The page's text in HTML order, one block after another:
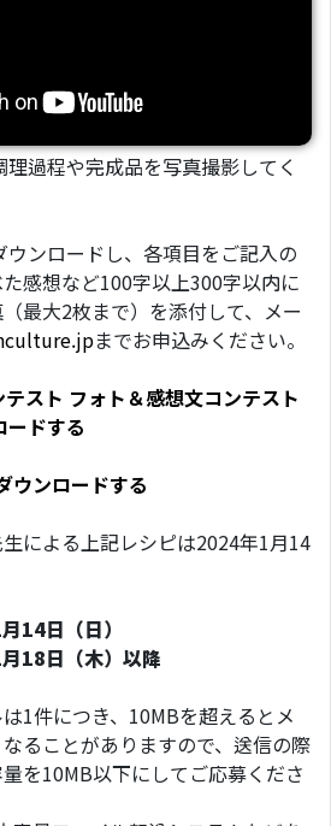
過程や完成品を写真撮影してく
ンロードし、各項目をご記入の
感想など100字以上300字以内に
最大2枚まで）を添付して、メー
までお申込みください。
スト フォト＆感想文コンテスト
ドする
ンロードする
による上記レシピは2024年1月14
14日（日）
18日（木）以降
1件につき、10MBを超えるとメ
ることがありますので、送信の際
を10MB以下にしてご応募くださ